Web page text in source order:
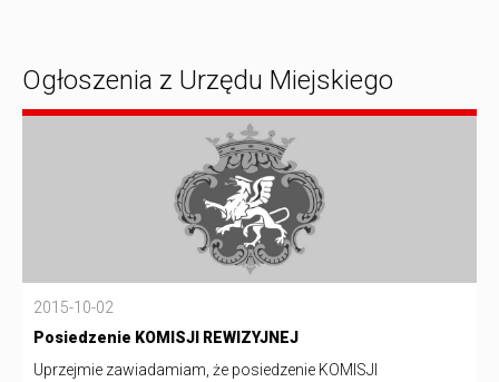
Ogłoszenia z Urzędu Miejskiego
2015-10-02
Posiedzenie KOMISJI REWIZYJNEJ
Uprzejmie zawiadamiam, że posiedzenie KOMISJI